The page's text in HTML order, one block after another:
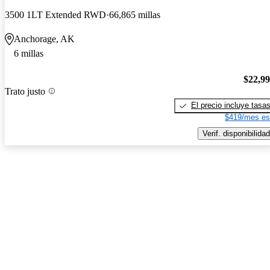
3500 1LT Extended RWD 66,865 millas
Anchorage, AK
6 millas
Trato justo
El precio incluye tasas
$419/mes
Verif. disponibilidad